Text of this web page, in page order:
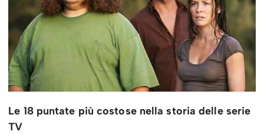
Le 18 puntate più costose nella storia delle serie
TV